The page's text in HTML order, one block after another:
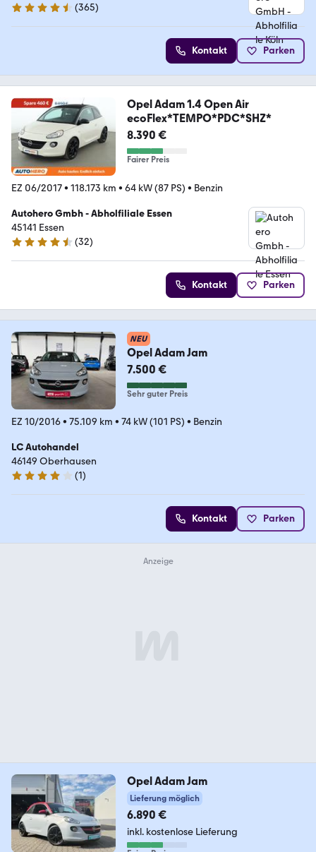
4.6 Sterne
(365)
Kontakt Parken
Opel Adam 1.4 Open Air
ecoFlex*TEMPO*PDC*SHZ*
8.390 €
Fairer Preis
EZ 06/2017• 118.173 km • 64 kW (87 PS) • Benzin
Autohero Gmbh - Abholfiliale Essen
45141 Essen
4.7 Sterne
(32)
Kontakt Parken
NEU
Opel Adam Jam
7.500 €
Sehr guter Preis
EZ 10/2016• 75.109 km • 74 kW (101 PS) • Benzin
LC Autohandel
46149 Oberhausen
4 Sterne
(1)
Kontakt Parken
Opel Adam Jam
Lieferung möglich
6.890 €
inkl. kostenlose Lieferung